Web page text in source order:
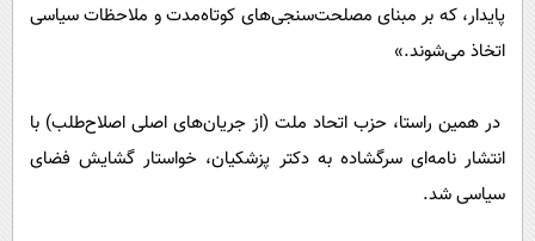
پایدار، که بر مبنای مصلحت‌سنجی‌های کوتاه‌مدت و ملاحظات سیاسی
اتخاذ می‌شوند.»
در همین راستا، حزب اتحاد ملت (از جریان‌های اصلی اصلاح‌طلب) با
انتشار نامه‌ای سرگشاده به دکتر پزشکیان، خواستار گشایش فضای
سیاسی شد.